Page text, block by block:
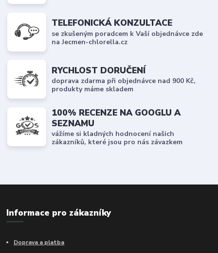
TELEFONICKÁ KONZULTACE
se zkušeným poradcem k Vaší objednávce zde
na Jecmen-chlorella.cz
RYCHLOST DORUČENÍ
doprava zdarma při objednávce nad 900 Kč,
produkty máme skladem
100% RECENZE NA GOOGLU A
SEZNAMU
vážíme si kladných hodnocení našich
zákazníků, které jsou pro nás závazkem
Informace pro zákazníky
Doprava a platba